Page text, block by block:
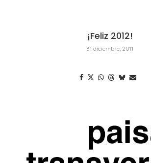
¡Feliz 2012!
31 diciembre, 2011